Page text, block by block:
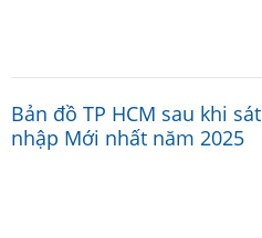
Bản đồ TP HCM sau khi sát
nhập Mới nhất năm 2025